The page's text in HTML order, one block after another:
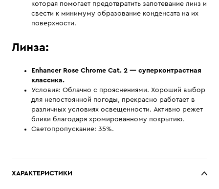
которая помогает предотвратить запотевание линз и
свести к минимуму образование конденсата на их
поверхности.
Линза:
EnhancerRose Chrome Cat. 2 — суперконтрастная
классика.
Условия: Облачно с прояснениями. Хороший выбор
для непостоянной погоды, прекрасно работает в
различных условиях освещенности. Активно режет
блики благодаря хромированному покрытию.
Светопропускание: 35%.
ХАРАКТЕРИСТИКИ